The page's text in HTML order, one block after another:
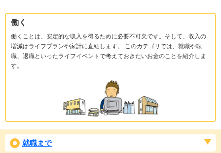
働く
働くことは、安定的な収入を得るために必要不可欠です。そして、収入の
増減はライフプランや家計に直結します。 このカテゴリでは、就職や転
職、退職といったライフイベントで考えておきたいお金のことを紹介しま
す。
就職まで